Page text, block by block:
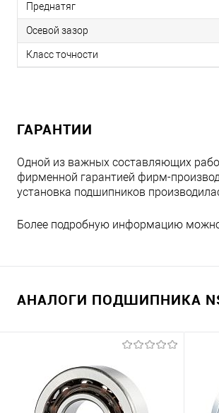
Преднатяг
Осевой зазор
Класс точности
ГАРАНТИИ
Одной из важных составляющих
фирменной гарантией фирм-
установка подшипников
Более подробную информацию
АНАЛОГИ ПОДШИПНИКА